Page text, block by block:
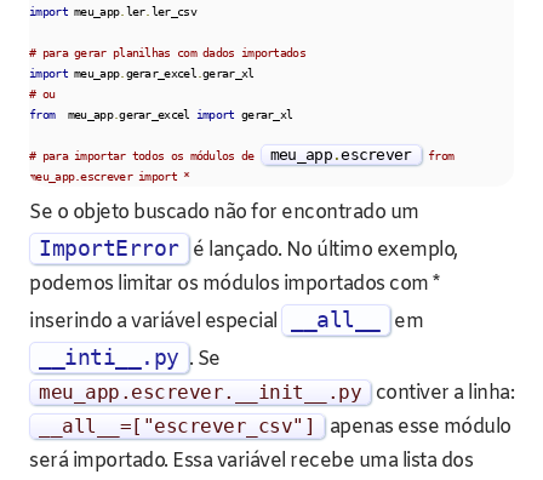
import meu_app. ler. ler_csv
# para gerar planilhas com dados importados
import meu_app. gerar_excel .
# ou
from
  meu_app
.gerar_excel import gerar_xl
# para importar todos os módulos de meu_app.escrever
from
meu_app.escrever import *
Se o objeto buscado não for encontrado um
ImportError
é lançado. No último exemplo,
podemos limitar os módulos importados com*
inserindo a variável especial
__all__ em
__inti__.py . Se
meu_app . escrever. __init__ . py contiver a linha:
__all__ =[ "escrever_csv" ] apenas esse módulo
será importado. Essa variável recebe uma lista dos